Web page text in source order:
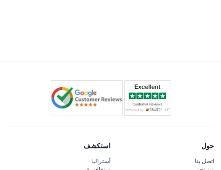
حول
اتصل بنا
استكشف
أستراليا